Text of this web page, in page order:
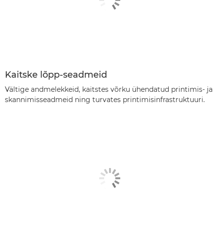
Kaitske lõpp-seadmeid
Vältige andmelekkeid, kaitstes võrku ühendatud printimis- ja
skannimisseadmeid ning turvates printimisinfrastruktuuri.